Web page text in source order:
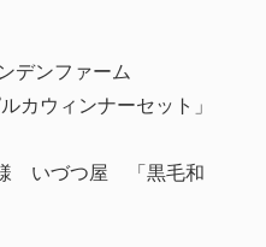
ンファーム
カウィンナーセット」
いづつ屋 「黒毛和